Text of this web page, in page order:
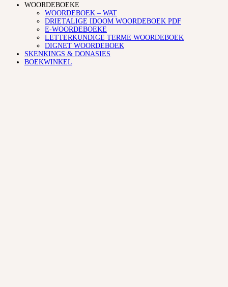
WOORDEBOEKE
WOORDEBOEK – WAT
DRIETALIGE IDOOM WOORDEBOEK PDF
E-WOORDEBOEKE
LETTERKUNDIGE TERME WOORDEBOEK
DIGNET WOORDEBOEK
SKENKINGS & DONASIES
BOEKWINKEL